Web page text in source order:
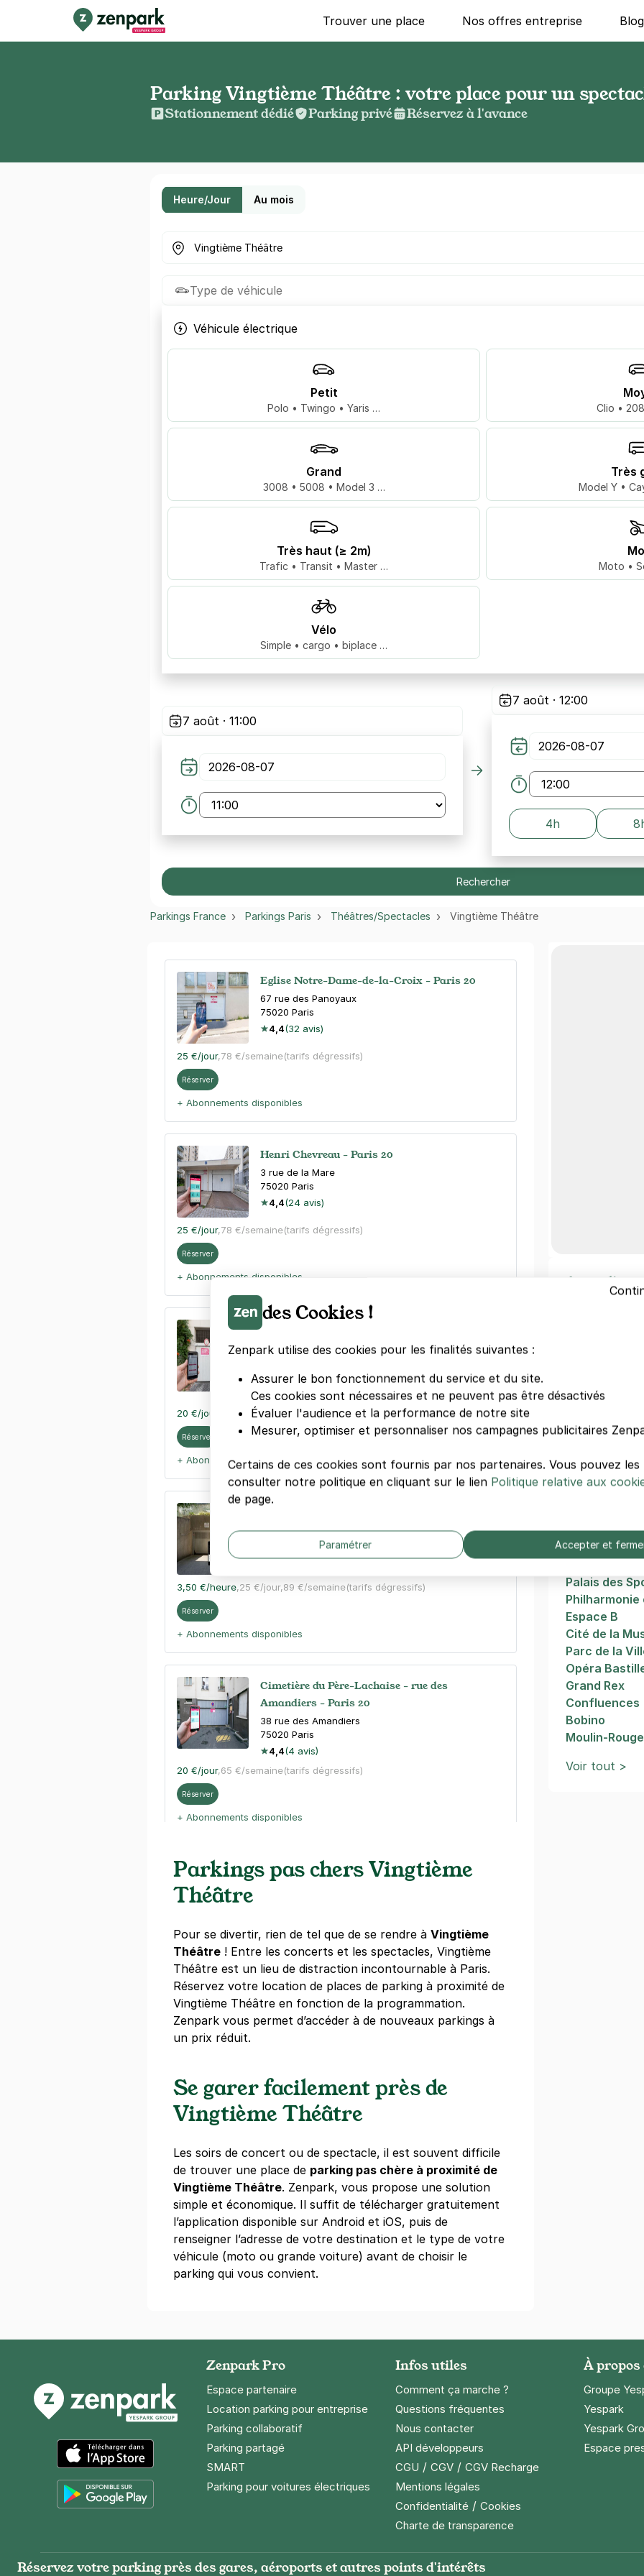
Trouver une place Nos offres entreprise Blog
Parking Vingtième Théâtre : votre place pour un
Stationnement dédié Parking privé Réservez à l'avance
Heure/Jour Au mois
Où cherchez-vous un parking ?
Type de véhicule
Véhicule électrique
Petit
Polo • Twingo • Yaris … Clio •
Grand
3008 • 5008 • Model 3 …
Très
Model Y •
Très haut (≥ 2m)
Trafic • Transit • Master … Moto •
Vélo
Simple • cargo • biplace …
7 août · 11:00
7 août · 12:00
4h
Rechercher
Parkings France Parkings Paris Théâtres/Spectacles Vingtième Théâtre
Eglise Notre-Dame-de-la-Croix - Paris 20
67 rue des Panoyaux
75020 Paris
4,4(32 avis)
25 €/jour,78 €/semaine(tarifs dégressifs)
Réserver
+ Abonnements disponibles
Henri Chevreau - Paris 20
3 rue de la Mare
75020 Paris
4,4(24 avis)
25 €/jour,78 €/semaine(tarifs dégressifs)
Réserver
+ Abonnements disponibles
Jardin du Carré de Baudouin - rue du Retrait -
Paris 20
75020Paris
4,7(11 avis)
20 €/jour 65 €/semaine(tarifs dégressifs)
Réserver
+ Abonnements disponibles
21 rue Duris
4,6(1346 avis)
3,50 €/heure,25 €/jour,89 €/semaine(tarifs dégressifs)
Réserver
+ Abonnements disponibles
Cimetière du Père-Lachaise - rue des
Amandiers - Paris 20
38 rue des Amandiers
75020 Paris
4,4(4 avis)
20 €/jour,65 €/semaine(tarifs dégressifs)
Réserver
+ Abonnements disponibles
Père Lachaise - rue des Amandiers - Paris 20
/jour 66 €/semaine (tarifs dégressifs)
Réserver
+ Abonnements disponibles
4,2(120 avis)
20 € /jour, 65 €/semaine (tarifs dégressifs)
+ Abonnements disponibles
Ménilmontant - Square du Docteur Granchet -
Paris 20
25 bis rue Villiers Isle Adam
75020
4,3(81 avis)
16 rue des Maronites
75020Paris
4,5(65 avis)
/jour,89 €/semaine
Paris - Père Lachaise - Ménilmontant
Parkings pas chers Vingtième
Théâtre
Pour se divertir, rien de tel que de se rendre à Vingtième
Théâtre ! Entre les concerts et les spectacles, Vingtième
Théâtre est un lieu de distraction incontournable à Paris.
Réservez votre location de places de parking à proximité de
Vingtième Théâtre en fonction de la programmation.
Zenpark vous permet d’accéder à de nouveaux parkings à
un prix réduit.
Se garer facilement près de
Vingtième Théâtre
Les soirs de concert ou de spectacle, il est souvent difficile
de trouver une place de parking pas chère à proximité de
Vingtième Théâtre. Zenpark, vous propose une solution
simple et économique. Il suffit de télécharger gratuitement
l’application disponible sur Android et iOS, puis de
renseigner l’adresse de votre destination et le type de votre
véhicule (moto ou grande voiture) avant de choisir le
parking qui vous convient.
Autre
Rue Saint-
La
Jourdain
théâtres/
Paris
Palais des
Philharmonie
Espace B
Cité de la
Parc de la
Opéra
Grand Rex
Confluences
Bobino
Moulin-Rouge
Voir tout >
App Store
Zenpark Pro
Espace partenaire
Location parking pour entreprise
Parking collaboratif
Parking partagé
SMART
Parking pour voitures électriques
Infos utiles
Comment ça marche ?
Questions fréquentes
Nous contacter
API développeurs
CGU / CGV/ CGV Recharge
Mentions légales
Confidentialité/ Cookies
Charte de transparence
À propos
Groupe
Yespark
Yespark
Espace
Réservez votre parking près des gares, aéroports et autres points d'intérêts
des Cookies !
Zenpark utilise des cookies pour les finalités suivantes :
Assurer le bon fonctionnement du service et du site.
Ces cookies sont nécessaires et ne peuvent pas être désactivés
Évaluer l'audience et la performance de notre site
Mesurer, optimiser et personnaliser nos campagnes publicitaires
Certains de ces cookies sont fournis par nos partenaires. Vous pouvez
consulter notre politique en cliquant sur le lien Politique relative aux
de page.
Paramétrer Accepter et